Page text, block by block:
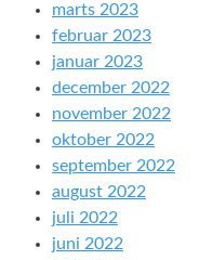
marts 2023
februar 2023
januar 2023
december 2022
november 2022
oktober 2022
september 2022
august 2022
juli 2022
juni 2022